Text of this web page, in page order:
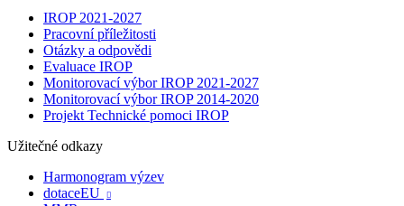
IROP 2021-2027
Pracovní příležitosti
Otázky a odpovědi
Evaluace IROP
Monitorovací výbor IROP 2021-2027
Monitorovací výbor IROP 2014-2020
Projekt Technické pomoci IROP
Užitečné odkazy
Harmonogram výzev
dotaceEU
